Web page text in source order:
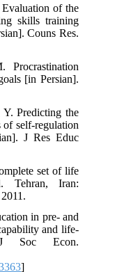
Evaluation of the
skills training
Couns Res.
Procrastination
[in Persian].
Y. Predicting the
of self-regulation
J Res Educ
set of life
Tehran, Iran:
2011.
in pre‐ and
and life‐
J Soc Econ.